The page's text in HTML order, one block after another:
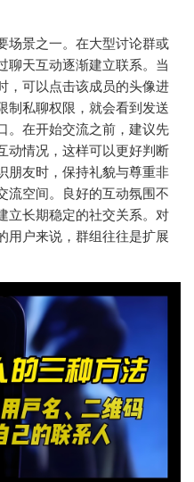
场景之一。在大型讨论群或
聊天互动逐渐建立联系。当
，可以点击该成员的头像进
制私聊权限，就会看到发送
。在开始交流之前，建议先
动情况，这样可以更好判断
朋友时，保持礼貌与尊重非
流空间。良好的互动氛围不
立长期稳定的社交关系。对
用户来说，群组往往是扩展